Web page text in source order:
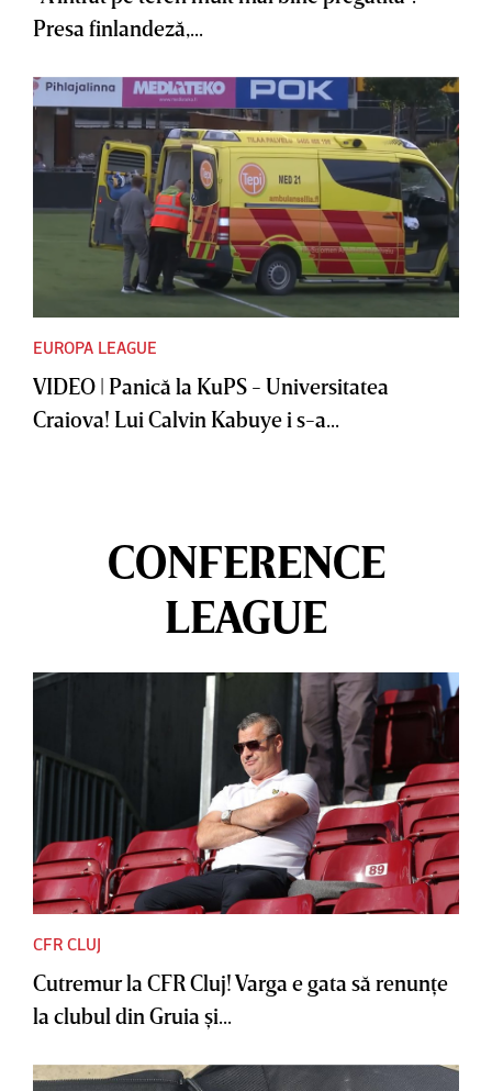
Presa finlandeză,...
EUROPA LEAGUE
VIDEO | Panică la KuPS - Universitatea
Craiova! Lui Calvin Kabuye i s-a...
CONFERENCE
LEAGUE
CFR CLUJ
Cutremur la CFR Cluj! Varga e gata să renunţe
la clubul din Gruia şi...